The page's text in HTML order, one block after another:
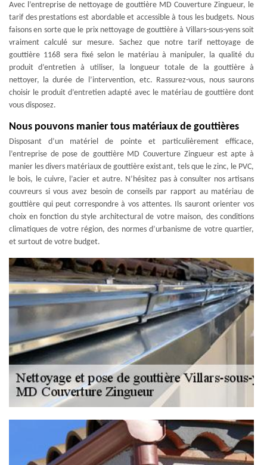
Avec l’entreprise de nettoyage de gouttière MD Couverture Zingueur, le
tarif des prestations est abordable et accessible à tous les budgets. Nous
faisons en sorte que le prix nettoyage de gouttière à Villars-sous-yens soit
vraiment calculé sur mesure. Sachez que notre tarif nettoyage de
gouttière 1168 sera fixé selon le matériau à manipuler, la qualité du
produit d’entretien à utiliser, la longueur totale de la gouttière à
nettoyer, la durée de l’intervention, etc. Rassurez-vous, nous saurons
choisir le produit d’entretien adapté avec le matériau de gouttière dont
vous disposez.
Nous pouvons manier tous matériaux de gouttières
Disposant d’un matériel de pointe et particulièrement efficace,
l’entreprise de pose de gouttière MD Couverture Zingueur est apte à
manier les divers matériaux de gouttière existant, tels que le zinc, le PVC,
le bois, le cuivre, l’acier et autre. N’hésitez pas à consulter nos artisans
couvreurs si vous avez besoin de conseils par rapport au matériau de
gouttière qui peut correspondre à vos attentes. Ils sauront orienter vos
choix en fonction du style architectural de votre maison, des conditions
climatiques de votre région, des normes d’urbanisme de votre quartier,
et surtout de votre budget.